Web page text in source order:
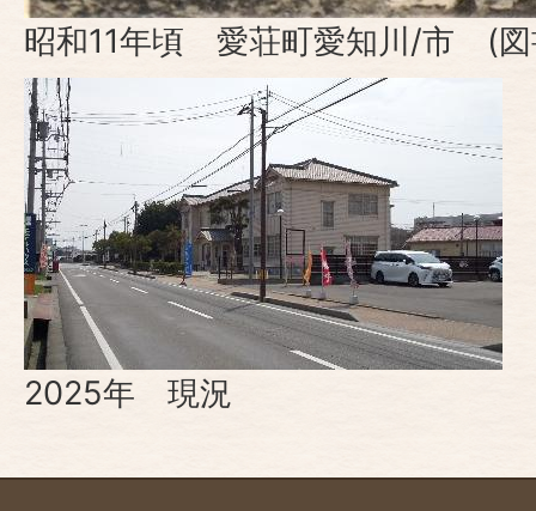
昭和11年頃 愛荘町愛知川/市 (図
2025年 現況